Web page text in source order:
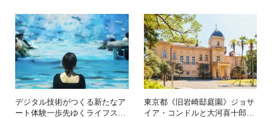
デジタル技術がつくる新たなア
ート体験一歩先ゆくライフスタ
東京都《旧岩崎邸庭園》ジョサ
イア・コンドルと大河喜十郎が